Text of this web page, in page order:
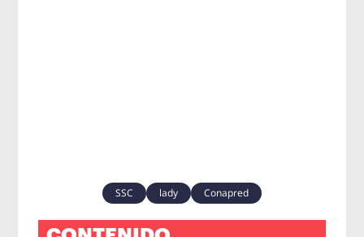
SSC lady Conapred